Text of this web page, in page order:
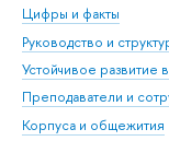
Цифры и факты
Руководство и
Устойчивое
Преподаватели и
Корпуса и общежития